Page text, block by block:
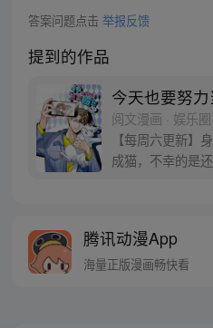
答案问题点击 举报反馈
提到的作品
今天也要努
阅文漫画 · 娱乐圈
【每周六更新】
成猫，不幸的是
腾讯动漫App
海量正版漫画畅快看